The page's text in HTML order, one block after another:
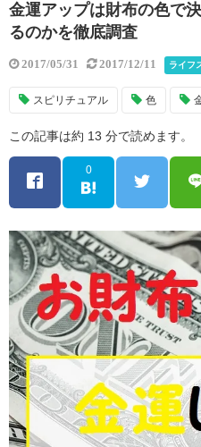
金運アップは財布の色で
るのかを徹底調査
2017/05/31 2017/12/11 ライフ
スピリチュアル 色
この記事は約 13 分で読めます。
0